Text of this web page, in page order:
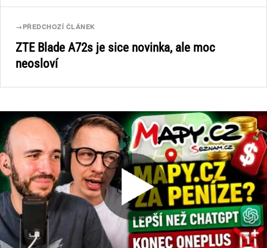
→ PŘEDCHOZÍ ČLÁNEK
ZTE Blade A72s je sice novinka, ale moc
neosloví